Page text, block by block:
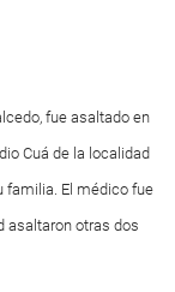
fue asaltado en
Cuá de la localidad
familia. El médico fue
asaltaron otras dos